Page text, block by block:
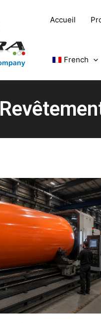
Accueil
French